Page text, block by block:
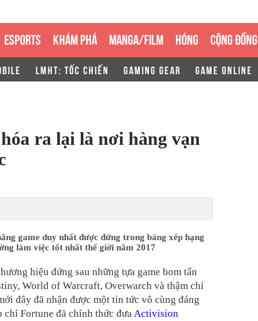
ESPORTS KHÁM PHÁ MANGA/FILM HÓNG CỘNG ĐỒNG
LMHT: TỐC CHIẾN GAMING GEAR GAME ONLINE
ra lại là nơi hàng vạn
game duy nhất được đứng trong bảng xếp hạng
làm việc tốt nhất thế giới năm 2017
hiệu đứng sau những tựa game bom tấn
World of Warcraft, Overwarch và thậm chí
đây đã nhận được một tin tức vô cùng đáng
chí Fortune đã chính thức đưaActivision